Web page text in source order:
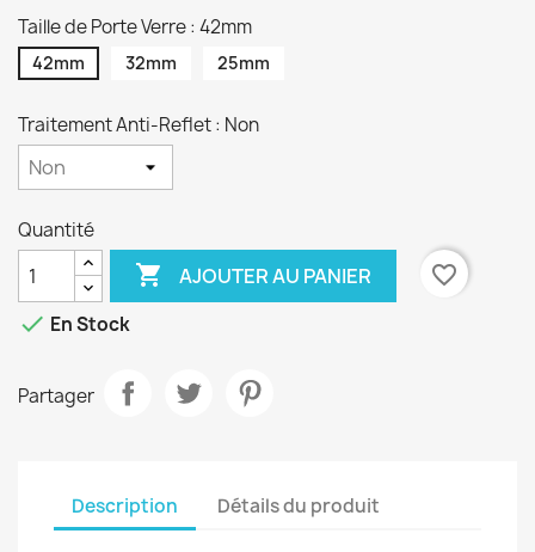
Taille de Porte Verre : 42mm
42mm 32mm 25mm
Traitement Anti-Reflet : Non
Quantité
 AJOUTER AU PANIER
favorite_border
 En Stock
Partager
Description Détails du produit